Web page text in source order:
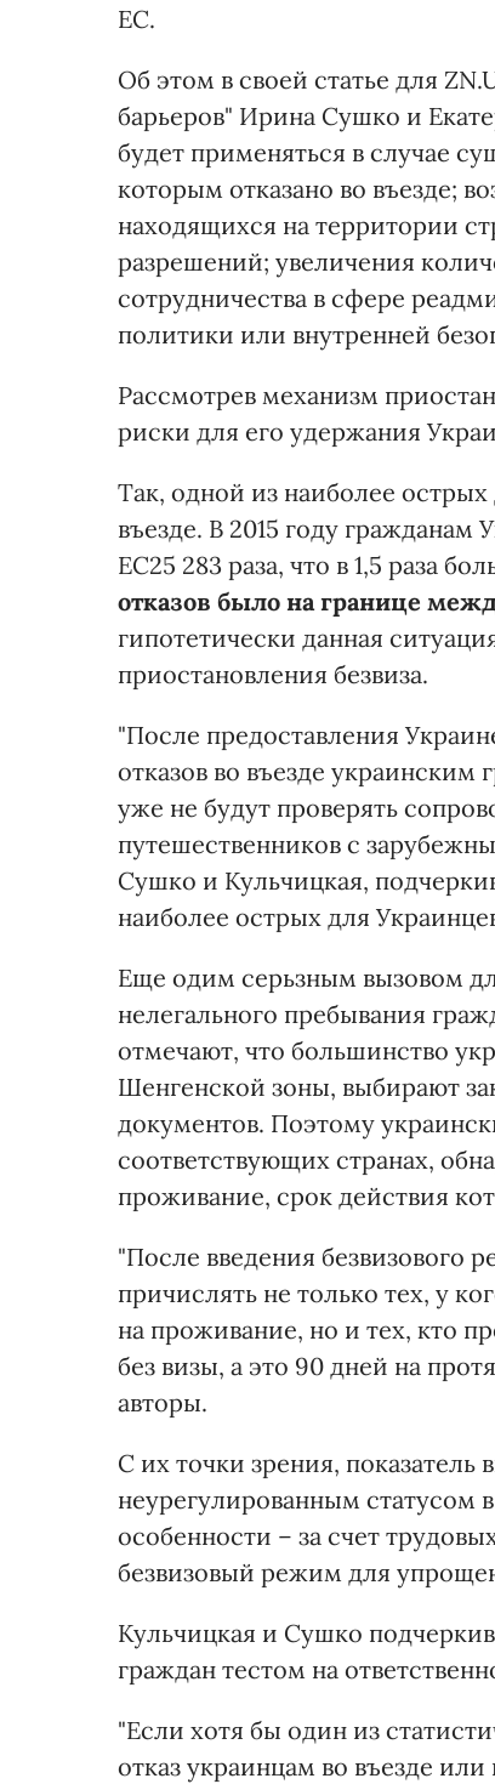
ЕС.
Об этом в своей статье для
барьеров" Ирина Сушко и
будет применяться в случае
которым отказано во въезде;
находящихся на территории
разрешений; увеличения
сотрудничества в сфере
политики или внутренней
Рассмотрев механизм
риски для его удержания
Так, одной из наиболее острых
въезде. В 2015 году гражданам
ЕС25 283 раза, что в 1,5 раза
отказов было на границе
гипотетически данная
приостановления безвиза.
"После предоставления
отказов во въезде
уже не будут проверять
путешественников с
Сушко и Кульчицкая,
наиболее острых для
Еще одим серьзным вызовом
нелегального пребывания
отмечают, что большинство
Шенгенской зоны, выбирают
документов. Поэтому
соответствующих странах,
проживание, срок действия
"После введения безвизового
причислять не только тех, у
на проживание, но и тех, кто
без визы, а это 90 дней на
авторы.
С их точки зрения,
неурегулированным статусом в
особенности – за счет
безвизовый режим для
Кульчицкая и Сушко
граждан тестом на
"Если хотя бы один из
отказ украинцам во въезде